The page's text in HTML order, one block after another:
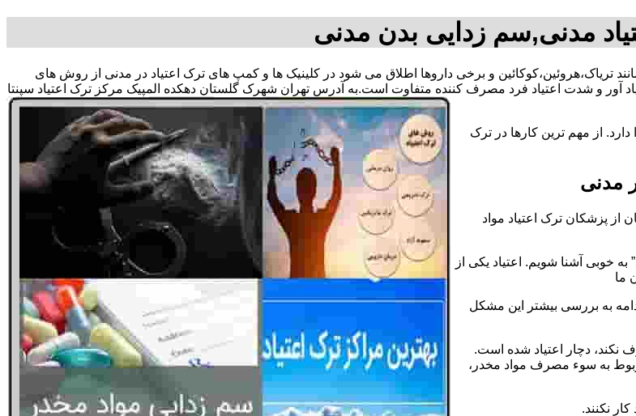
مدنی,سم زدایی بدن مدنی
تریاک،هروئین،کوکائین و برخی داروها اطلاق می شود در کلینیک ها و کمپ های ترک اعتیاد در مدنی از روش های
آور و شدت اعتیاد فرد مصرف کننده متفاوت است.به آدرس تهران شهرک گلستان دهکده المپیک مرکز ترک اعتیاد سپنتا
از مهم ترین کارها در ترک
مدنی
از پزشکان ترک اعتیاد مواد
به خوبی آشنا شویم. اعتیاد یکی از
ما
به بررسی بیشتر این مشکل
نکند، دچار اعتیاد شده است.
به سوء مصرف مواد مخدر،
کار نکنند.